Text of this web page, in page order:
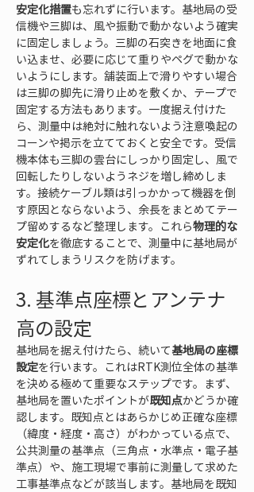
安定化措置も忘れずに行います。基地局の受
信機や三脚は、風や振動で動かないよう確実
に固定しましょう。三脚の石突きを地面に食
い込ませ、必要に応じて重りやペグで動かな
いようにします。舗装面上で滑りやすい場合
は三脚の脚先に滑り止めを敷くか、テープで
固定する方法もあります。一度据え付けた
ら、測量中は絶対に触れないよう注意喚起の
コーンや掲示を立てておくと安全です。受信
機本体も三脚の雲台にしっかり固定し、風で
回転したりしないようネジを増し締めしま
す。接続ケーブル類は引っかかって機器を倒
す原因とならないよう、余長をまとめてテー
プ留めするなど整理します。これら物理的な
安定化を徹底することで、測量中に基地局が
ずれてしまうリスクを防げます。
3. 基準点座標とアンテナ
高の設定
基地局を据え付けたら、続いて基地局の座標
設定を行います。これはRTK測位全体の基準
を決める極めて重要なステップです。まず、
基地局を置いたポイントが既知点かどうか確
認します。既知点とはあらかじめ正確な座標
（緯度・経度・高さ）がわかっている点で、
公共測量の基準点（三角点・水準点・電子基
準点）や、施工現場で事前に測量して求めた
工事基準点などが該当します。基地局を既知